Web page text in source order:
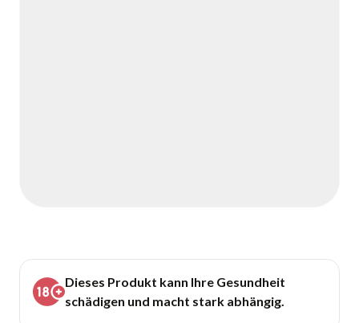
Dieses Produkt kann Ihre Gesundheit
schädigen und macht stark abhängig.